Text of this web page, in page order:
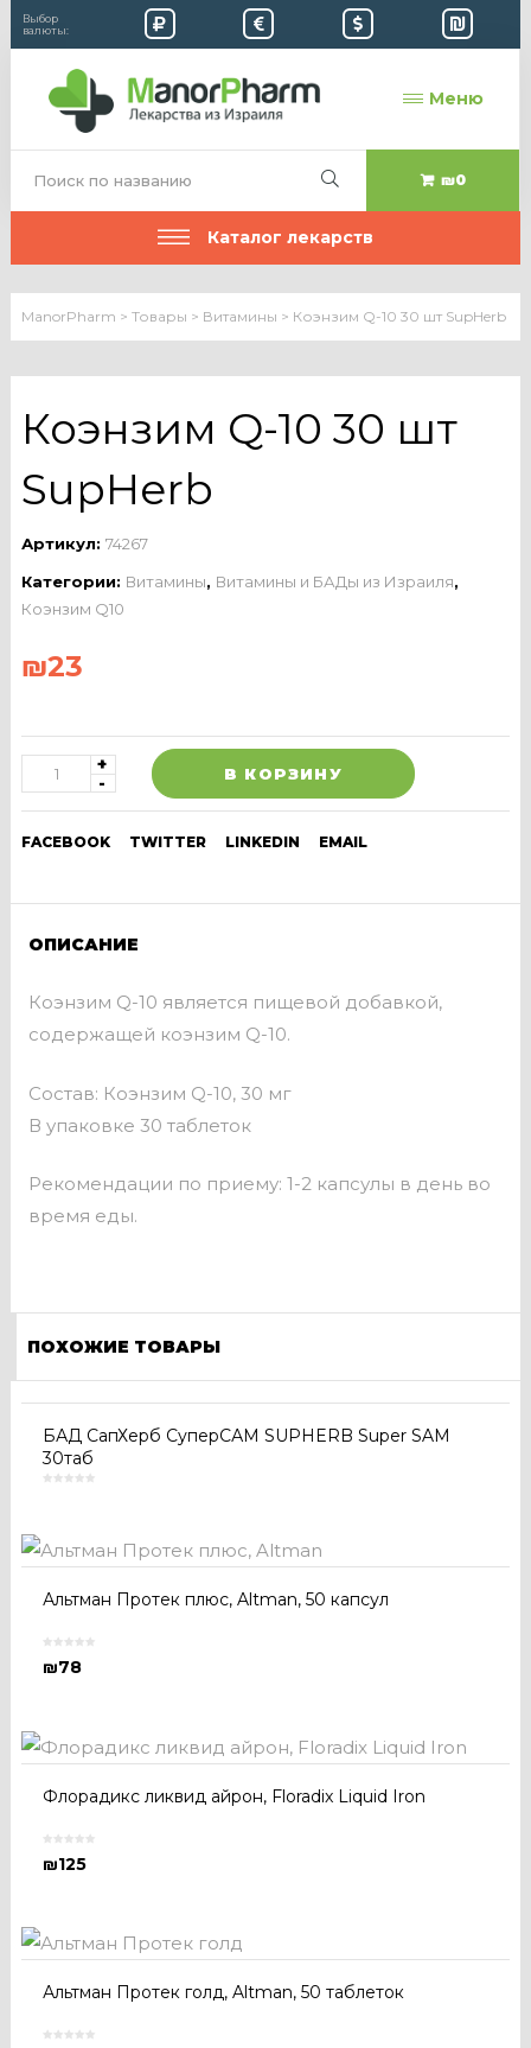
Выбор
валюты:
Меню
₪0
Каталог лекарств
ManorPharm > Товары > Витамины > Коэнзим Q-10 30 шт SupHerb
Коэнзим Q-10 30 шт
SupHerb
Артикул: 74267
Категории: Витамины, Витамины и БАДы из Израиля,
Коэнзим Q10
₪23
В КОРЗИНУ
FACEBOOK TWITTER LINKEDIN EMAIL
ОПИСАНИЕ
Коэнзим Q-10 является пищевой добавкой,
содержащей коэнзим Q-10.
Состав: Коэнзим Q-10, 30 мг
В упаковке 30 таблеток
Рекомендации по приему: 1-2 капсулы в день во
время еды.
ПОХОЖИЕ ТОВАРЫ
БАД СапХерб СуперСАМ SUPHERB Super SAM
30таб
Альтман Протек плюс, Altman, 50 капсул
₪78
Флорадикс ликвид айрон, Floradix Liquid Iron
₪125
Альтман Протек голд, Altman, 50 таблеток